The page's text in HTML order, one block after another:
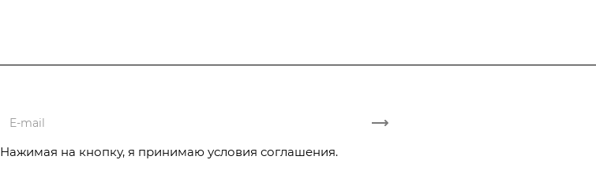
Нажимая на кнопку, я принимаю условия соглашения.